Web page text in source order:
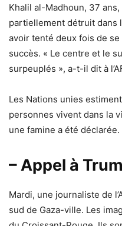
Khalil al-Madhoun, 37
partiellement détruit dans
avoir tenté deux fois de
succès. « Le centre et le
surpeuplés », a-t-il dit à
Les Nations unies
personnes vivent dans la
une famine a été déclarée.
– Appel à
Mardi, une journaliste de
sud de Gaza-ville. Les